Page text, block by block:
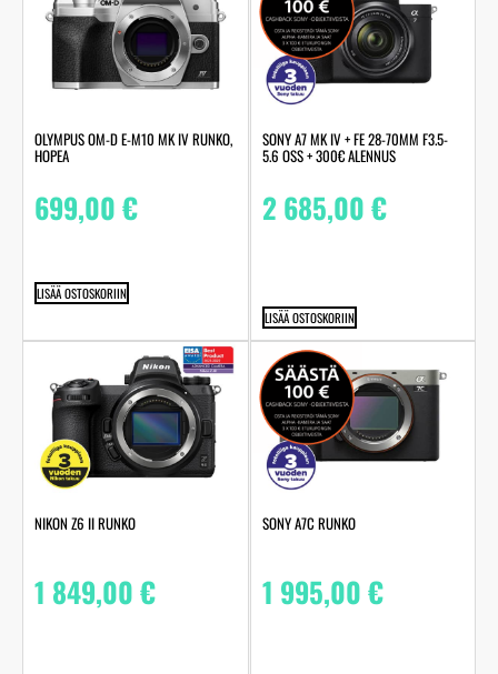
OLYMPUS OM-D E-M10 MK IV RUNKO,
HOPEA
699,00€
LISÄÄ OSTOSKORIIN
SONY A7 MK IV + FE 28-70MM F3.5-
5.6 OSS + 300€ ALENNUS
2 685,00€
LISÄÄ OSTOSKORIIN
NIKON Z6 II RUNKO
1 849,00€
SONY A7C RUNKO
1 995,00€